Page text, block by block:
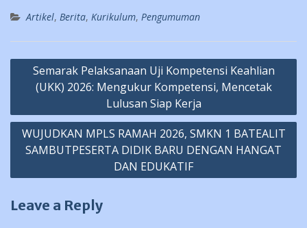
Artikel, Berita, Kurikulum, Pengumuman
Post
navigation
Semarak Pelaksanaan Uji Kompetensi Keahlian
(UKK) 2026: Mengukur Kompetensi, Mencetak
Lulusan Siap Kerja
WUJUDKAN MPLS RAMAH 2026, SMKN 1 BATEALIT
SAMBUTPESERTA DIDIK BARU DENGAN HANGAT
DAN EDUKATIF
Leave a Reply